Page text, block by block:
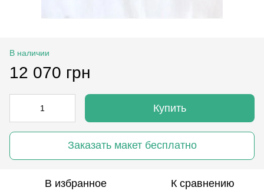
В наличии
12 070 грн
Купить
Заказать макет бесплатно
В избранное К сравнению